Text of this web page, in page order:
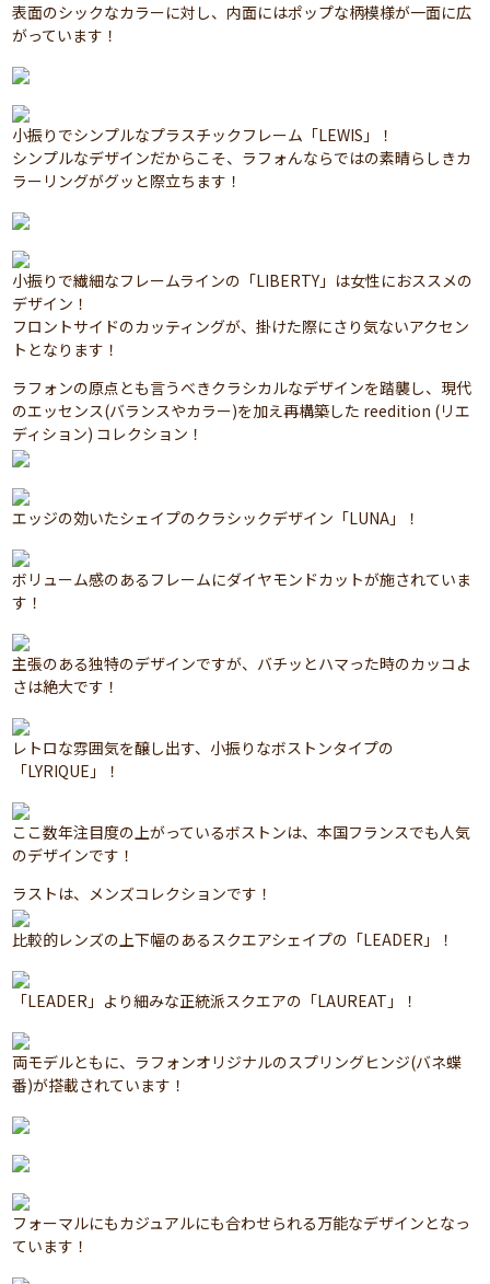
表面のシックなカラーに対し、内面にはポップな柄模様が一面に広
がっています！
小振りでシンプルなプラスチックフレーム「LEWIS」！
シンプルなデザインだからこそ、ラフォんならではの素晴らしきカ
ラーリングがグッと際立ちます！
小振りで繊細なフレームラインの「LIBERTY」は女性におススメの
デザイン！
フロントサイドのカッティングが、掛けた際にさり気ないアクセン
トとなります！
ラフォンの原点とも言うべきクラシカルなデザインを踏襲し、現代
のエッセンス(バランスやカラー)を加え再構築した reedition (リエ
ディション) コレクション！
エッジの効いたシェイプのクラシックデザイン「LUNA」！
ボリューム感のあるフレームにダイヤモンドカットが施されていま
す！
主張のある独特のデザインですが、バチッとハマった時のカッコよ
さは絶大です！
レトロな雰囲気を醸し出す、小振りなボストンタイプの
「LYRIQUE」！
ここ数年注目度の上がっているボストンは、本国フランスでも人気
のデザインです！
ラストは、メンズコレクションです！
比較的レンズの上下幅のあるスクエアシェイプの「LEADER」！
「LEADER」より細みな正統派スクエアの「LAUREAT」！
両モデルともに、ラフォンオリジナルのスプリングヒンジ(バネ蝶
番)が搭載されています！
フォーマルにもカジュアルにも合わせられる万能なデザインとなっ
ています！